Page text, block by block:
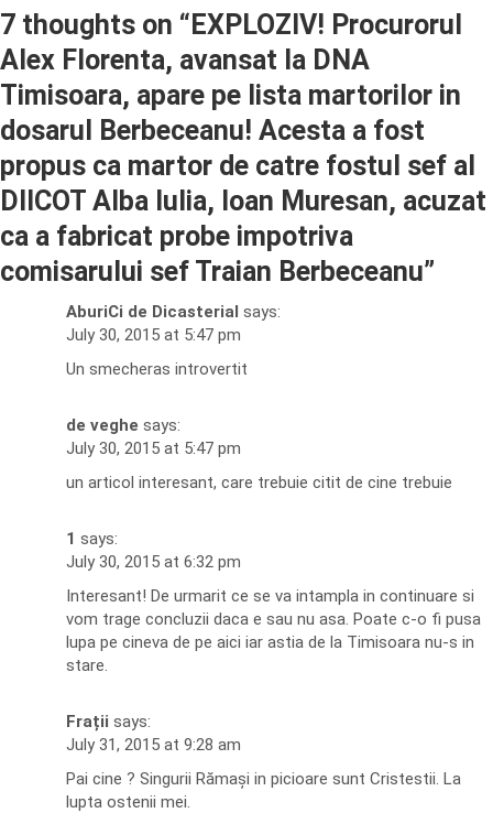
7 thoughts on “ EXPLOZIV! Procurorul
Alex Florenta, avansat la DNA
Timisoara, apare pe lista martorilor in
dosarul Berbeceanu! Acesta a fost
propus ca martor de catre fostul sef al
DIICOT Alba Iulia, Ioan Muresan, acuzat
ca a fabricat probe impotriva
comisarului sef Traian Berbeceanu”
AburiCi de Dicasterial says:
July 30, 2015 at 5:47 pm
Un smecheras introvertit
de veghe says:
July 30, 2015 at 5:47 pm
un articol interesant, care trebuie citit de cine trebuie
1 says:
July 30, 2015 at 6:32 pm
Interesant! De urmarit ce se va intampla in continuare si
vom trage concluzii daca e sau nu asa. Poate c-o fi pusa
lupa pe cineva de pe aici iar astia de la Timisoara nu-s in
stare.
Frații says:
July 31, 2015 at 9:28 am
Pai cine ? Singurii Rămași in picioare sunt Cristestii. La
lupta ostenii mei.